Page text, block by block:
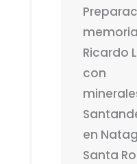
Ricardo
con
en
Santa